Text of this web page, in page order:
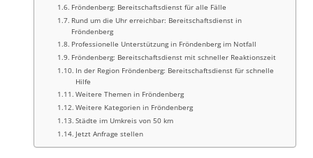
Fröndenberg: Bereitschaftsdienst für alle Fälle
Rund um die Uhr erreichbar: Bereitschaftsdienst in
Fröndenberg
Professionelle Unterstützung in Fröndenberg im Notfall
Fröndenberg: Bereitschaftsdienst mit schneller Reaktionszeit
In der Region Fröndenberg: Bereitschaftsdienst für schnelle
Hilfe
Weitere Themen in Fröndenberg
Weitere Kategorien in Fröndenberg
Städte im Umkreis von 50 km
Jetzt Anfrage stellen